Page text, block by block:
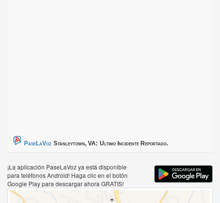
PaseLaVoz Stanleytown, VA: Ultimo Incidente Reportado.
¡La aplicación PaseLaVoz ya está disponible
para teléfonos Android! Haga clic en el botón
Google Play para descargar ahora GRATIS!